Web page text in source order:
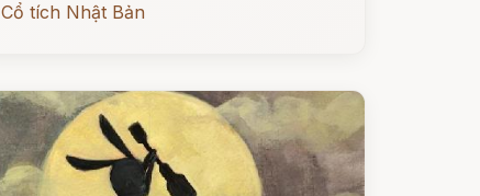
Cổ tích Nhật Bản